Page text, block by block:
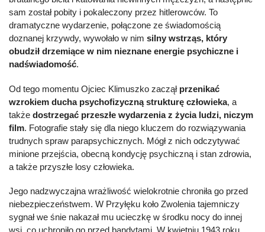
sam został pobity i pokaleczony przez hitlerowców. To
dramatyczne wydarzenie, połączone ze świadomością
doznanej krzywdy, wywołało w nim silny wstrząs, który
obudził drzemiące w nim nieznane energie psychiczne i
nadświadomość.
Od tego momentu Ojciec Klimuszko zaczął przenikać
wzrokiem ducha psychofizyczną strukturę człowieka, a
także dostrzegać przeszłe wydarzenia z życia ludzi, niczym
film. Fotografie stały się dla niego kluczem do rozwiązywania
trudnych spraw parapsychicznych. Mógł z nich odczytywać
minione przejścia, obecną kondycję psychiczną i stan zdrowia,
a także przyszłe losy człowieka.
Jego nadzwyczajna wrażliwość wielokrotnie chroniła go przed
niebezpieczeństwem. W Przyłęku koło Zwolenia tajemniczy
sygnał we śnie nakazał mu ucieczkę w środku nocy do innej